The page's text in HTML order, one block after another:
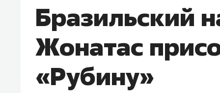
Бразильский
Жонатас
«Рубину»
правил, бизнес может
потерять минимум
Как бизнесу выйти на зарубежные
чем интересен Оман?